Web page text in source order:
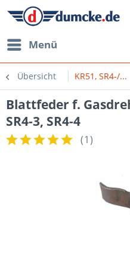
Menü
Übersicht KR51, SR4-/...
Blattfeder f.
SR4-3, SR4-4
(1)